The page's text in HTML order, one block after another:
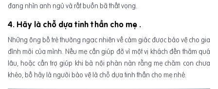
đang nhìn anh ngủ và rất buồn bã thất vọng.
4. Hãy là chỗ dựa tinh thần cho mẹ .
Những ông bố trẻ thường ngạc nhiên về cảm giác được bảo vệ cho gia
đình mới của mình. Nếu mẹ cần giúp đỡ vì một vị khách đến thăm quá
lâu, hoặc cần trợ giúp khi bà nội phàn nàn rằng mẹ chăm con chưa
khéo, bố hãy là người bảo vệ là chỗ dựa tinh thần cho mẹ nhé.